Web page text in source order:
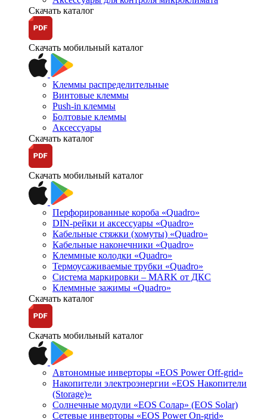
Скачать каталог
Скачать мобильный каталог
Клеммы распределительные
Винтовые клеммы
Push-in клеммы
Болтовые клеммы
Аксессуары
Скачать каталог
Скачать мобильный каталог
Перфорированные короба «Quadro»
DIN-рейки и аксессуары «Quadro»
Кабельные стяжки (хомуты) «Quadro»
Кабельные наконечники «Quadro»
Клеммные колодки «Quadro»
Термоусаживаемые трубки «Quadro»
Система маркировки – MARK от ДКС
Клеммные зажимы «Quadro»
Скачать каталог
Скачать мобильный каталог
Автономные инверторы «EOS Power Off-grid»
Накопители электроэнергии «EOS Накопители
(Storage)»
Солнечные модули «EOS Солар» (EOS Solar)
Сетевые инверторы «EOS Power On-grid»